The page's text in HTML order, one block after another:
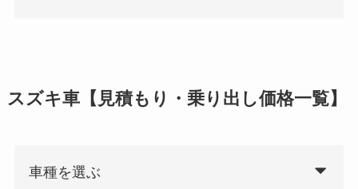
スズキ車【見積もり・乗り出し価格一覧】
車種を選ぶ